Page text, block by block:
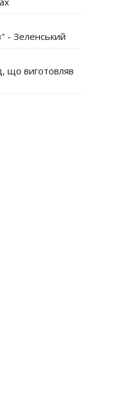
- Зеленський
що виготовляв